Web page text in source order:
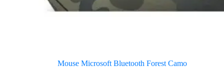
Mouse Microsoft Bluetooth Forest Camo